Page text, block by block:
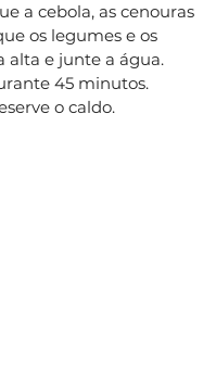
a cebola, as cenouras
os legumes e os
alta e junte a água.
45 minutos.
o caldo.